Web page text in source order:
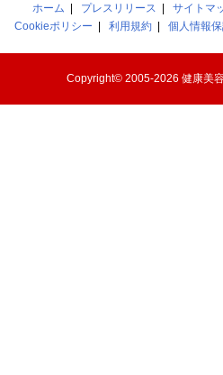
ホーム プレスリリース |サイトマ
Cookieポリシー
|利用規約 |個人情報
Copyright© 2005-2026健康美